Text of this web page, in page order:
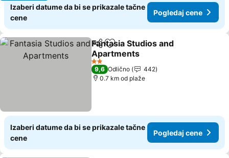
Izaberi datume da bi se prikazale tačne
cene
Pogledaj cene
Deli Dodati u favorite
Fantasia Studios and
Apartments
Pogledaj cene
2 Zvezdice
9,6 Odlično
442
0.7 km od plaže
Izaberi datume da bi se prikazale tačne
cene
Pogledaj cene